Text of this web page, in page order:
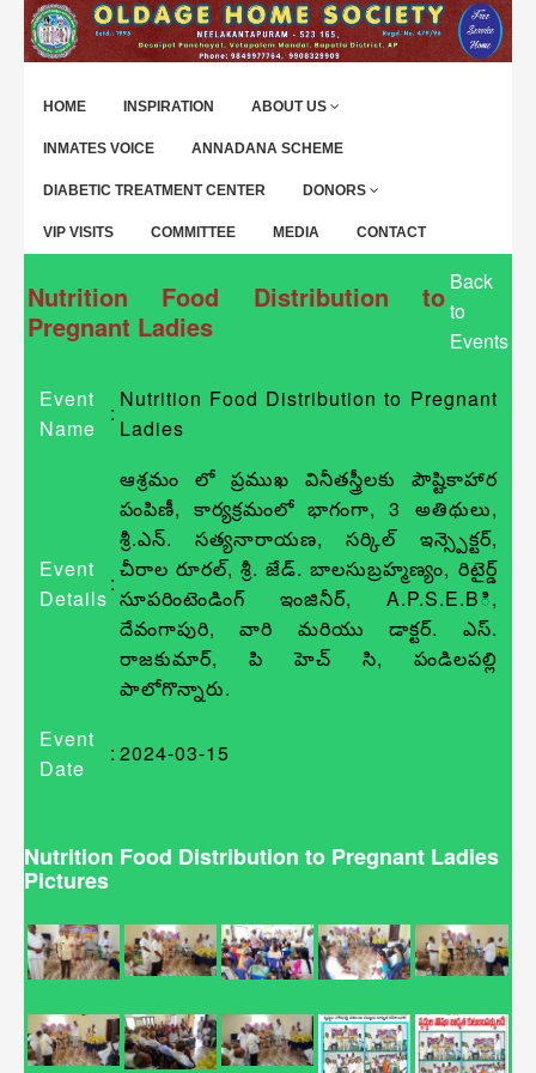
HOME INSPIRATION ABOUT US
INMATES VOICE ANNADANA SCHEME
DIABETIC TREATMENT CENTER DONORS
VIP VISITS COMMITTEE MEDIA CONTACT
Nutrition Food Distribution to
Pregnant Ladies
Back
to
Events
Event
Name
:
Nutrition Food Distribution to Pregnant
Ladies
Event
Details
:
ఆశ్రమం లో ప్రముఖ వినీతస్త్రీలకు పౌష్టికాహార
పంపిణీ, కార్యక్రమంలో భాగంగా, 3 అతిథులు,
శ్రీ.ఎన్. సత్యనారాయణ, సర్కిల్ ఇన్స్పెక్టర్,
చీరాల రూరల్, శ్రీ. జేడ్. బాలసుబ్రహ్మణ్యం, రిటైర్డ్
సూపరింటెండింగ్ ఇంజినీర్, A.P.S.E.Bి,
దేవంగాపురి, వారి మరియు డాక్టర్. ఎస్.
రాజకుమార్, పి హెచ్ సి, పండిలపల్లి
పాలోగొన్నారు.
Event
Date
: 2024-03-15
Nutrition Food Distribution to Pregnant Ladies
Pictures